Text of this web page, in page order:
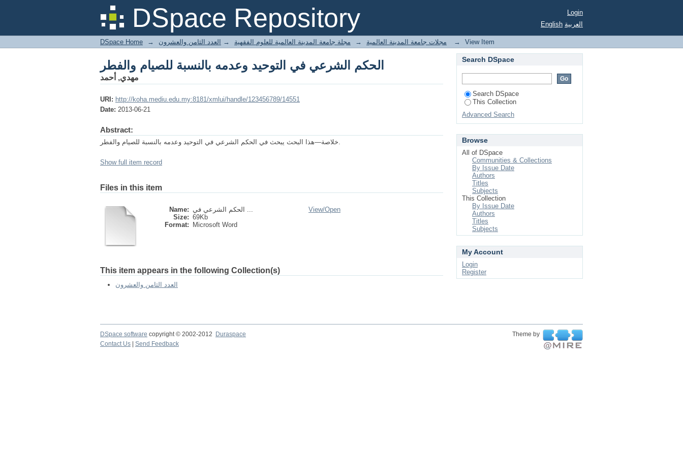
DSpace Repository
الحكم الشرعي في التوحيد وعدمه بالنسبة للصيام والفطر
Login
English العربية
DSpace Home → مجلات جامعة المدينة العالمية → مجلة جامعة المدينة العالمية للعلوم الفقهية → العدد الثامن والعشرون → View Item
الحكم الشرعي في التوحيد وعدمه بالنسبة للصيام والفطر
مهدي, أحمد
URI: http://koha.mediu.edu.my:8181/xmlui/handle/123456789/14551
Date: 2013-06-21
Abstract:
خلاصة—هذا البحث يبحث في الحكم الشرعي في التوحيد وعدمه بالنسبة للصيام والفطر.
Show full item record
Files in this item
Name:
الحكم الشرعي في ...
Size: 69Kb
Format:
Microsoft Word
View/Open
This item appears in the following Collection(s)
العدد الثامن والعشرون
Search DSpace
Search DSpace
This Collection
Advanced Search
Browse
All of DSpace
Communities & Collections
By Issue Date
Authors
Titles
Subjects
This Collection
By Issue Date
Authors
Titles
Subjects
My Account
Login
Register
DSpace software copyright © 2002-2012 Duraspace
Theme by
Contact Us
Send Feedback